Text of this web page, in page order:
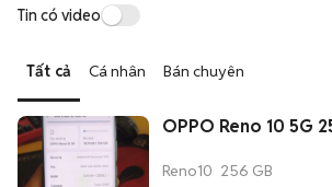
Tin có video
Tất cả Cá nhân Bán chuyên
OPPO Reno 10 5G
Reno10 256 GB